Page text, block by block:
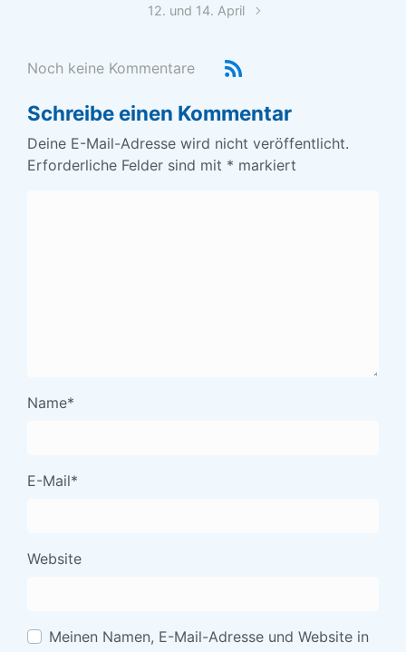
12. und 14. April
Noch keine Kommentare
Schreibe einen Kommentar
Deine E-Mail-Adresse wird nicht veröffentlicht.
Erforderliche Felder sind mit * markiert
Name*
E-Mail*
Website
Meinen Namen, E-Mail-Adresse und Website in